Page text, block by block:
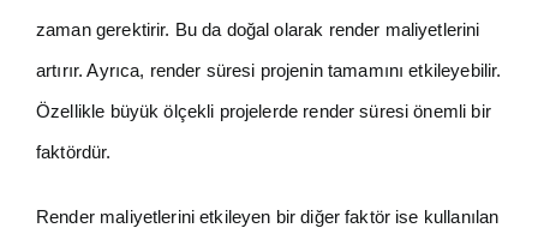
zaman gerektirir. Bu da doğal olarak render maliyetlerini
artırır. Ayrıca, render süresi projenin tamamını etkileyebilir.
Özellikle büyük ölçekli projelerde render süresi önemli bir
faktördür.
Render maliyetlerini etkileyen bir diğer faktör ise kullanılan